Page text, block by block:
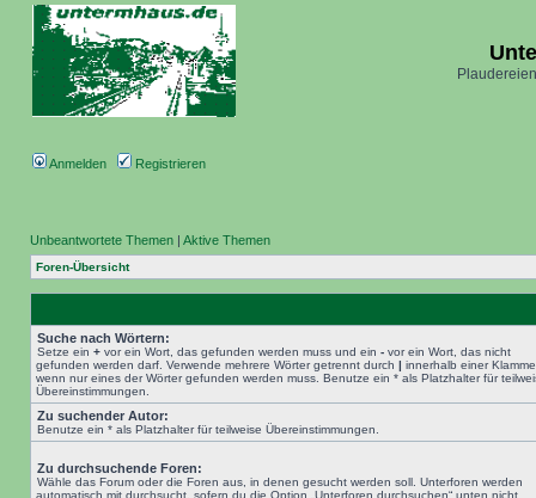
Anmelden Registrieren
Unbeantwortete Themen | Aktive Themen
Foren-Übersicht
Suche nach Wörtern:
Setze ein + vor ein Wort, das gefunden werden muss und ein - vor ein Wort, das nicht
gefunden werden darf. Verwende mehrere Wörter getrennt durch | innerhalb einer
wenn nur eines der Wörter gefunden werden muss. Benutze ein * als Platzhalter für
Übereinstimmungen.
Zu suchender Autor:
Benutze ein * als Platzhalter für teilweise Übereinstimmungen.
Zu durchsuchende Foren:
Wähle das Forum oder die Foren aus, in denen gesucht werden soll. Unterforen werden
automatisch mit durchsucht, sofern du die Option „Unterforen durchsuchen“ unten nicht